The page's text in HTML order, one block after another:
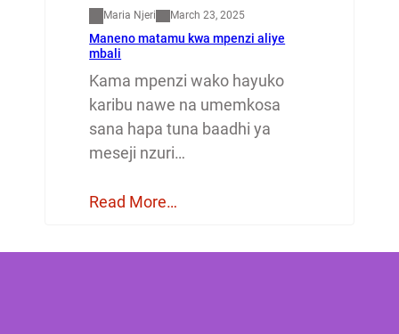
Maria Njeri March 23, 2025
Maneno matamu kwa mpenzi aliye
mbali
Kama mpenzi wako hayuko
karibu nawe na umemkosa
sana hapa tuna baadhi ya
meseji nzuri…
Read More…